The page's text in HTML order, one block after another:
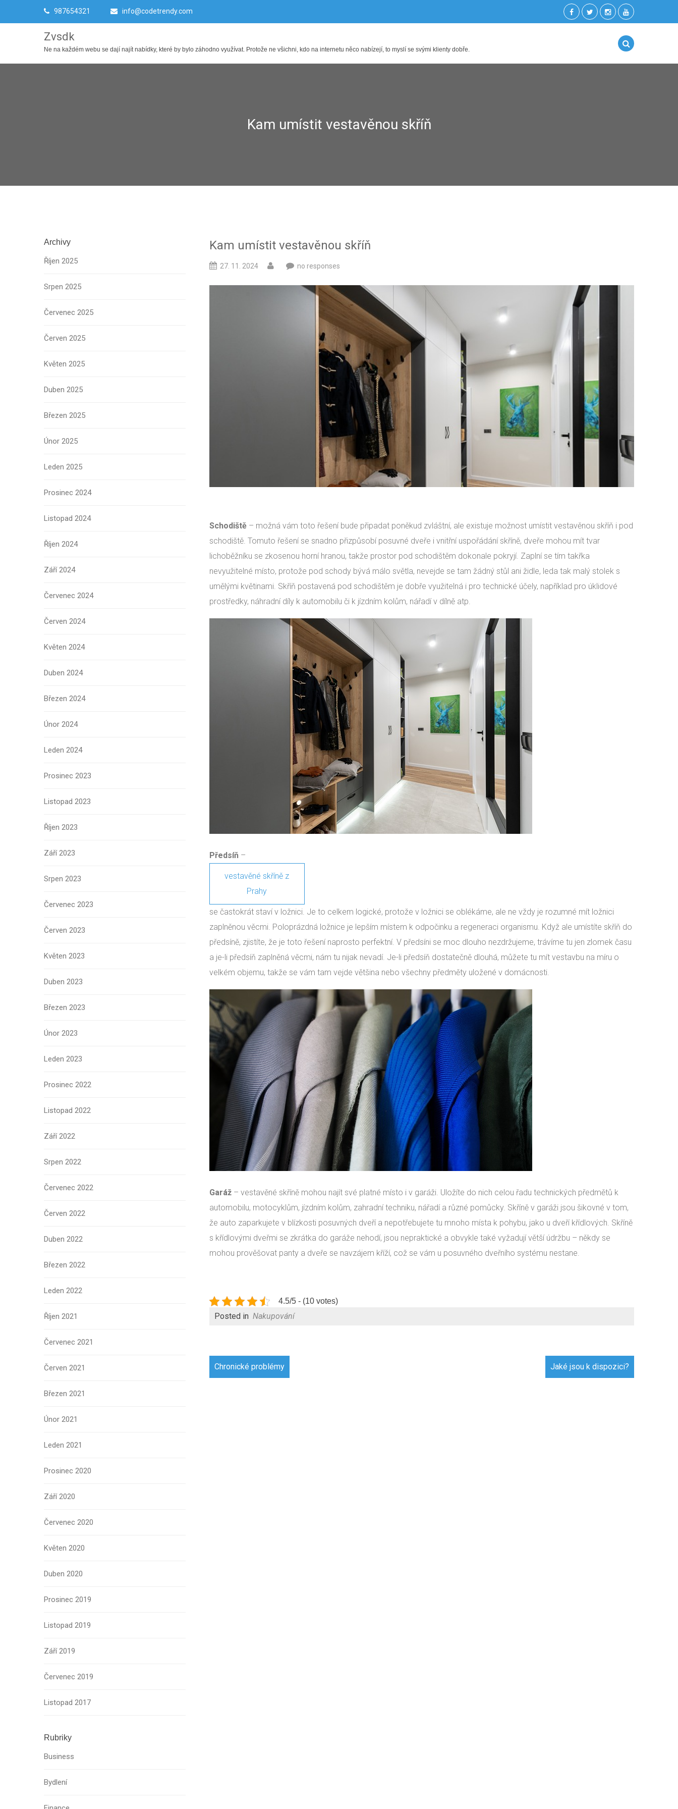
987654321 info@codetrendy.com
Zvsdk
Ne na každém webu se dají najít nabídky, které by bylo záhodno využívat. Protože ne všichni, kdo na internetu něco nabízejí, to myslí se svými klienty dobře.
Kam umístit vestavěnou skříň
Archivy
Říjen 2025
Srpen 2025
Červenec 2025
Červen 2025
Květen 2025
Duben 2025
Březen 2025
Únor 2025
Leden 2025
Prosinec 2024
Listopad 2024
Říjen 2024
Září 2024
Červenec 2024
Červen 2024
Květen 2024
Duben 2024
Březen 2024
Únor 2024
Leden 2024
Prosinec 2023
Listopad 2023
Říjen 2023
Září 2023
Srpen 2023
Červenec 2023
Červen 2023
Květen 2023
Duben 2023
Březen 2023
Únor 2023
Leden 2023
Prosinec 2022
Listopad 2022
Září 2022
Srpen 2022
Červenec 2022
Červen 2022
Duben 2022
Březen 2022
Leden 2022
Říjen 2021
Červenec 2021
Červen 2021
Březen 2021
Únor 2021
Leden 2021
Prosinec 2020
Září 2020
Červenec 2020
Květen 2020
Duben 2020
Prosinec 2019
Listopad 2019
Září 2019
Červenec 2019
Listopad 2017
Rubriky
Business
Bydlení
Kam umístit vestavěnou skříň
27. 11. 2024 no responses
Schodiště– možná vám toto řešení bude připadat poněkud zvláštní, ale existuje možnost umístit vestavěnou skříň i pod
schodiště. Tomuto řešení se snadno přizpůsobí posuvné dveře i vnitřní uspořádání skříně, dveře mohou mít tvar
lichoběžníku se zkosenou horní hranou, takže prostor pod schodištěm dokonale pokryjí. Zaplní se tím takřka
nevyužitelné místo, protože pod schody bývá málo světla, nevejde se tam žádný stůl ani židle, leda tak malý stolek s
umělými květinami. Skříň postavená pod schodištěm je dobře využitelná i pro technické účely, například pro úklidové
prostředky, náhradní díly k automobilu či k jízdním kolům, nářadí v dílně atp.
Předsíň –
vestavěné skříně z
Prahy
se častokrát staví v ložnici. Je to celkem logické, protože v ložnici se oblékáme, ale ne vždy je rozumné mít ložnici
zaplněnou věcmi. Poloprázdná ložnice je lepším místem k odpočinku a regeneraci organismu. Když ale umístíte skříň do
předsíně, zjistíte, že je toto řešení naprosto perfektní. V předsíni se moc dlouho nezdržujeme, trávíme tu jen zlomek času
a je-li předsíň zaplněná věcmi, nám tu nijak nevadí. Je-li předsíň dostatečně dlouhá, můžete tu mít vestavbu na míru o
velkém objemu, takže se vám tam vejde většina nebo všechny předměty uložené v domácnosti.
Garáž– vestavěné skříně mohou najít své platné místo i v garáži. Uložíte do nich celou řadu technických předmětů k
automobilu, motocyklům, jízdním kolům, zahradní techniku, nářadí a různé pomůcky. Skříně v garáži jsou šikovné v tom,
že auto zaparkujete v blízkosti posuvných dveří a nepotřebujete tu mnoho místa k pohybu, jako u dveří křídlových. Skříně
s křídlovými dveřmi se zkrátka do garáže nehodí, jsou nepraktické a obvykle také vyžadují větší údržbu – někdy se
mohou prověšovat panty a dveře se navzájem kříží, což se vám u posuvného dveřního systému nestane.
4.5/5 - (10 votes)
Posted in Nakupování
Chronické problémy Jaké jsou k dispozici?